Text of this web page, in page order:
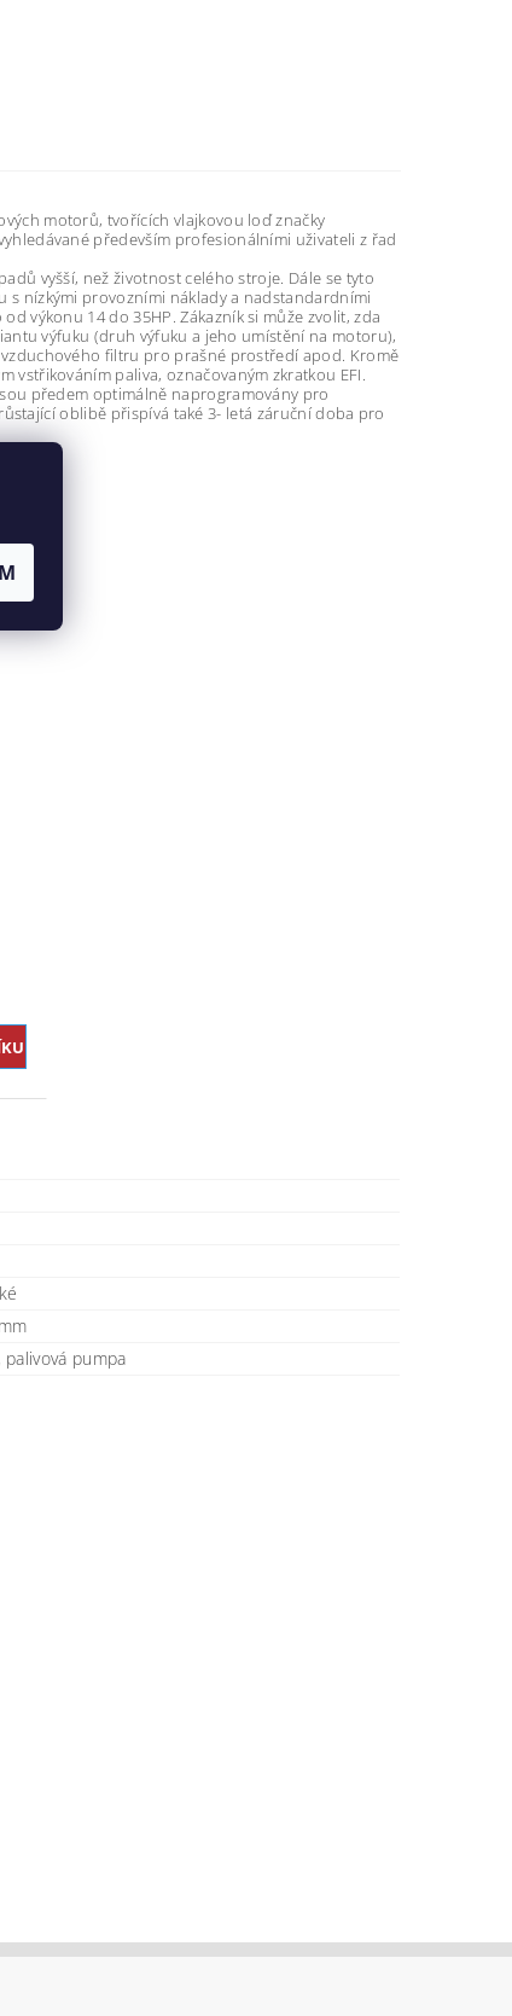
motorů, tvořících vlajkovou loď značky
především profesionálními uživateli z řad
vyšší, než životnost celého stroje. Dále se tyto
nízkými provozními náklady a nadstandardními
výkonu 14 do 35HP. Zákazník si může zvolit, zda
výfuku (druh výfuku a jeho umístění na motoru),
filtru pro prašné prostředí apod. Kromě
vstřikováním paliva, označovaným zkratkou EFI.
předem optimálně naprogramovány pro
oblibě přispívá také 3- letá záruční doba pro
pumpa